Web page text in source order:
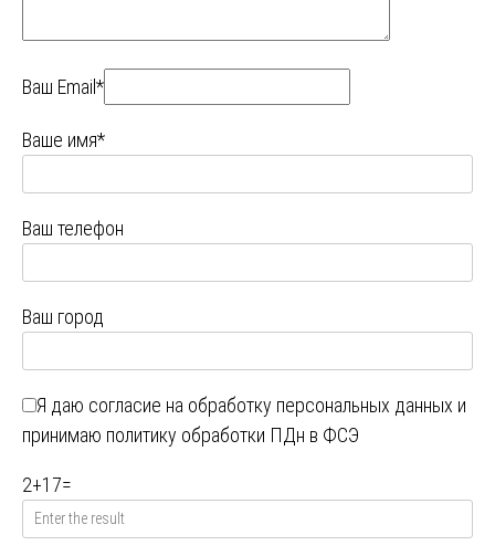
Ваш Email*
Ваше имя*
Ваш телефон
Ваш город
Я даю согласие на обработку персональных данных и
принимаю политику обработки ПДн в ФСЭ
2+17=